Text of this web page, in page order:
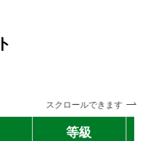
スクロールできます
等級